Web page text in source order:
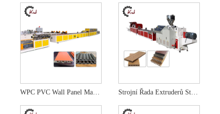
WPC PVC Wall Panel Machine Výrobní Linka